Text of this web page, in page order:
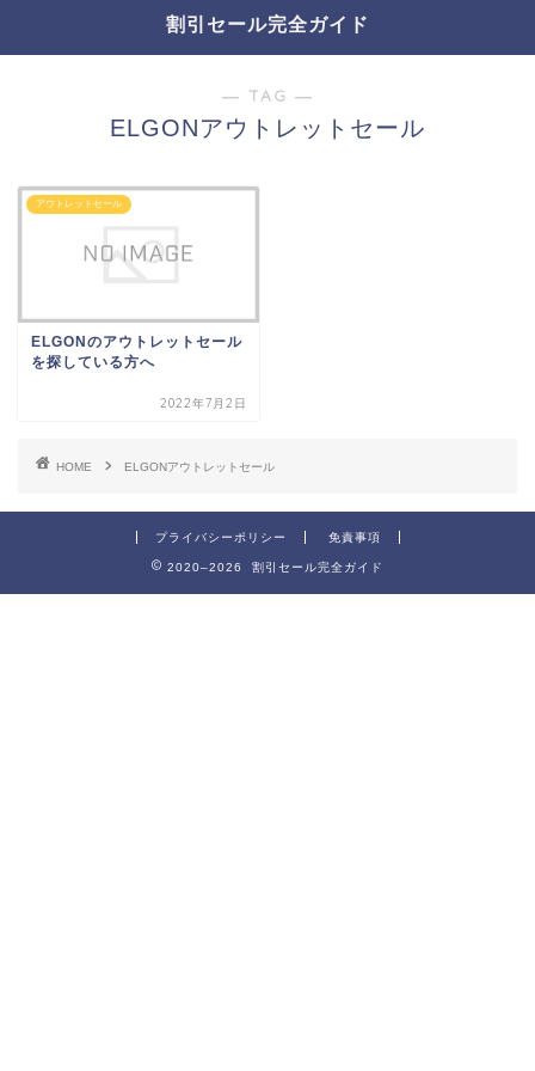
割引セール完全ガイド
― TAG ―
ELGONアウトレットセール
アウトレットセール
ELGONのアウトレットセール
を探している方へ
2022年7月2日
HOME ELGONアウトレットセール
プライバシーポリシー 免責事項
2020–2026 割引セール完全ガイド